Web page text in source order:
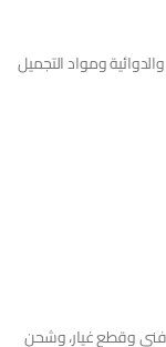
ومواد التجميل
وقطع غيار، وشحن